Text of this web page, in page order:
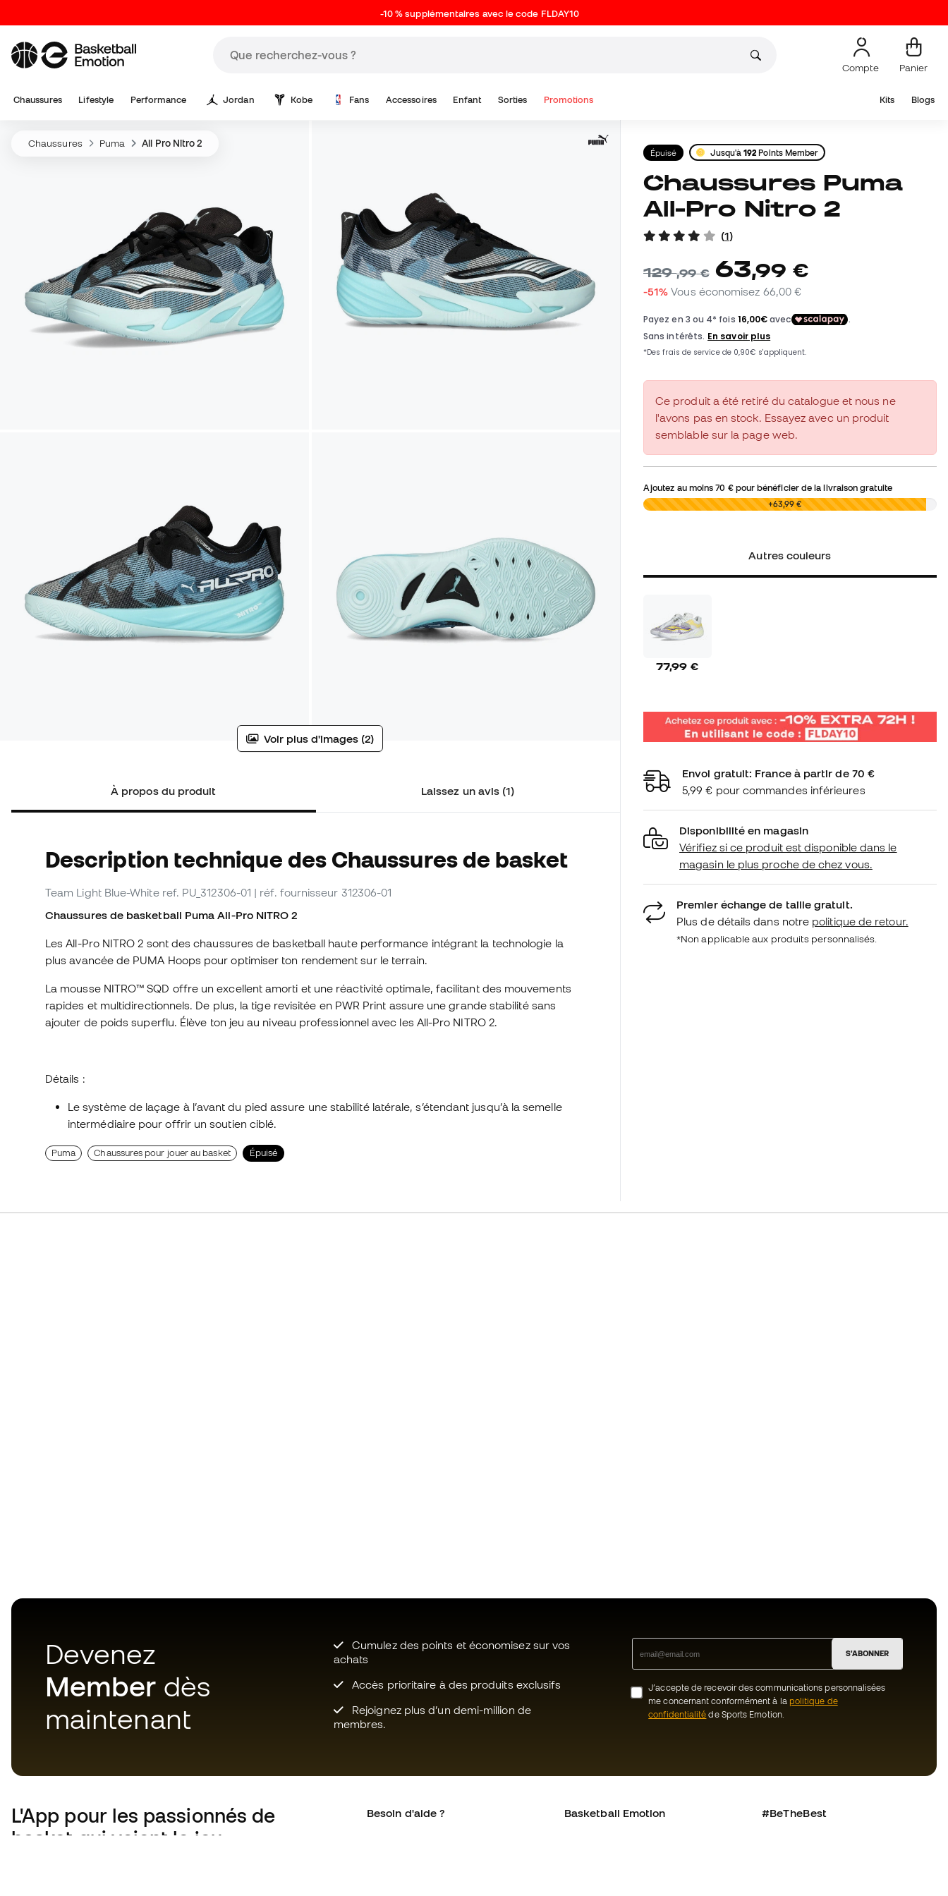
-10 % supplémentaires avec le code FLDAY10
Compte Panier
Chaussures Lifestyle Performance Jordan Kobe Fans Accessoires Enfant Sorties Promotions Kits Blogs
Chaussures Puma All Pro Nitro 2
Voir plus d'images (2)
À propos du produit Laissez un avis (1)
Description technique des Chaussures de basket
Team Light Blue-White ref. PU_312306-01 | réf. fournisseur 312306-01
Chaussures de basketball Puma All-Pro NITRO 2
Les All-Pro NITRO 2 sont des chaussures de basketball haute performance intégrant la technologie la
plus avancée de PUMA Hoops pour optimiser ton rendement sur le terrain.
La mousse NITRO™ SQD offre un excellent amorti et une réactivité optimale, facilitant des mouvements
rapides et multidirectionnels. De plus, la tige revisitée en PWR Print assure une grande stabilité sans
ajouter de poids superflu. Élève ton jeu au niveau professionnel avec les All-Pro NITRO 2.
Détails :
Le système de laçage à l’avant du pied assure une stabilité latérale, s’étendant jusqu’à la semelle
intermédiaire pour offrir un soutien ciblé.
Puma Chaussures pour jouer au basket Épuisé
Épuisé Jusqu'à192 Points Member
Chaussures Puma
All-Pro Nitro 2
(1)
129,99 € 63,99 €
-51% Vous économisez 66,00 €
Ce produit a été retiré du catalogue et nous ne
l'avons pas en stock. Essayez avec un produit
semblable sur la page web.
Ajoutez au moins70 €pour bénéficier de la livraison gratuite
0,00 € +63,99 €
Autres couleurs
77,99 €
Envoi gratuit: France à partir de 70 €
5,99 € pour commandes inférieures
Disponibilité en magasin
Vérifiez si ce produit est disponible dans le
magasin le plus proche de chez vous.
Premier échange de taille gratuit.
Plus de détails dans notre politique de retour.
*Non applicable aux produits personnalisés.
Devenez
Member dès
maintenant
Cumulez des points et économisez sur vos
achats
Accès prioritaire à des produits exclusifs
Rejoignez plus d’un demi-million de
membres.
S'ABONNER
J’accepte de recevoir des communications personnalisées
me concernant conformément à la politique de
confidentialité de Sports Emotion.
L'App pour les passionnés de
basket qui voient le jeu
Besoin d'aide ? Basketball Emotion #BeTheBest